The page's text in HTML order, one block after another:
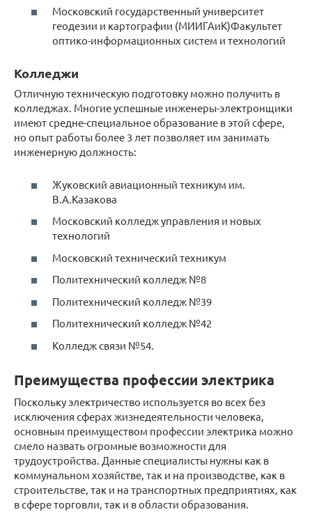
Московский государственный университет
геодезии и картографии (МИИГАиК)Факультет
оптико-информационных систем и технологий
Колледжи
Отличную техническую подготовку можно получить в
колледжах. Многие успешные инженеры-электронщики
имеют средне-специальное образование в этой сфере,
но опыт работы более 3 лет позволяет им занимать
инженерную должность:
Жуковский авиационный техникум им.
В.А.Казакова
Московский колледж управления и новых
технологий
Московский технический техникум
Политехнический колледж №8
Политехнический колледж №39
Политехнический колледж №42
Колледж связи №54.
Преимущества профессии электрика
Поскольку электричество используется во всех без
исключения сферах жизнедеятельности человека,
основным преимуществом профессии электрика можно
смело назвать огромные возможности для
трудоустройства. Данные специалисты нужны как в
коммунальном хозяйстве, так и на производстве, как в
строительстве, так и на транспортных предприятиях, как
в сфере торговли, так и в области образования.